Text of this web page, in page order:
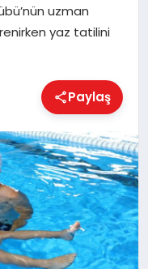
uzman
yaz tatilini
Paylaş